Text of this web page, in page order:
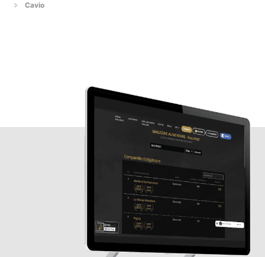
Cavio